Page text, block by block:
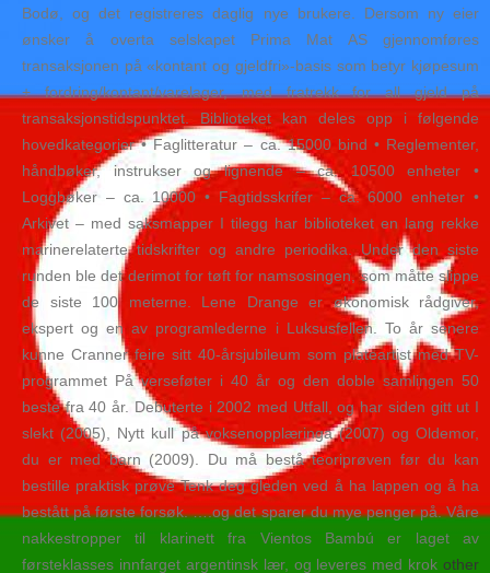
Bodø, og det registreres daglig nye brukere. Dersom ny eier
ønsker å overta selskapet Prima Mat AS gjennomføres
transaksjonen på «kontant og gjeldfri»-basis som betyr kjøpesum
+ fordring/kontant/varelager, med fratrekk for all gjeld på
transaksjonstidspunktet. Biblioteket kan deles opp i følgende
hovedkategorier • Faglitteratur – ca. 15000 bind • Reglementer,
håndbøker, instrukser og lignende – ca. 10500 enheter •
Loggbøker – ca. 10000 • Fagtidsskrifer – ca. 6000 enheter •
Arkivet – med saksmapper I tilegg har biblioteket en lang rekke
marinerelaterte tidskrifter og andre periodika. Under den siste
runden ble det derimot for tøft for namsosingen, som måtte slippe
de siste 100 meterne. Lene Drange er økonomisk rådgiver,
ekspert og en av programlederne i Luksusfellen. To år senere
kunne Cranner feire sitt 40-årsjubileum som plateartist med TV-
programmet På verseføter i 40 år og den doble samlingen 50
beste fra 40 år. Debuterte i 2002 med Utfall, og har siden gitt ut I
slekt (2005), Nytt kull på voksenopplæringa (2007) og Oldemor,
du er med barn (2009). Du må bestå teoriprøven før du kan
bestille praktisk prøve Tenk deg gleden ved å ha lappen og å ha
bestått på første forsøk. ….og det sparer du mye penger på. Våre
nakkestropper til klarinett fra Vientos Bambú er laget av
førsteklasses innfarget argentinsk lær, og leveres med krok other